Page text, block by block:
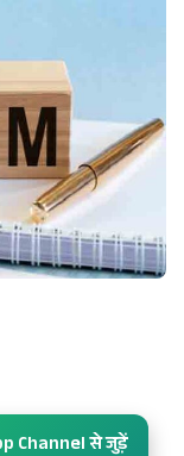
Channel से जुड़ें